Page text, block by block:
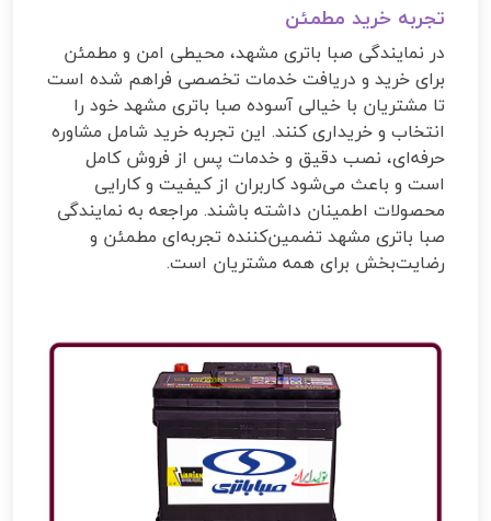
تجربه خرید مطمئن
در نمایندگی صبا باتری مشهد، محیطی امن و مطمئن
برای خرید و دریافت خدمات تخصصی فراهم شده است
تا مشتریان با خیالی آسوده صبا باتری مشهد خود را
انتخاب و خریداری کنند. این تجربه خرید شامل مشاوره
حرفه‌ای، نصب دقیق و خدمات پس از فروش کامل
است و باعث می‌شود کاربران از کیفیت و کارایی
محصولات اطمینان داشته باشند. مراجعه به نمایندگی
صبا باتری مشهد تضمین‌کننده تجربه‌ای مطمئن و
رضایت‌بخش برای همه مشتریان است.